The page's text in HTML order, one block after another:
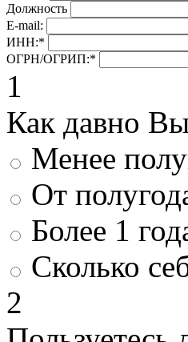
Должность
E-mail:
ИНН:*
ОГРН/ОГРИП:*
1
Как давно
Менее
От
Более 1
Сколько
2